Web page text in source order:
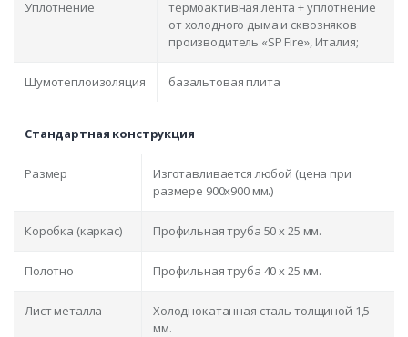
Уплотнение
термоактивная лента + уплотнение
от холодного дыма и сквозняков
производитель «SP Fire», Италия;
Шумотеплоизоляция базальтовая плита
Стандартная конструкция
Размер
Изготавливается любой (цена при
размере 900x900 мм.)
Коробка (каркас) Профильная труба 50 х 25 мм.
Полотно Профильная труба 40 х 25 мм.
Лист металла
Холоднокатанная сталь толщиной 1,5
мм.